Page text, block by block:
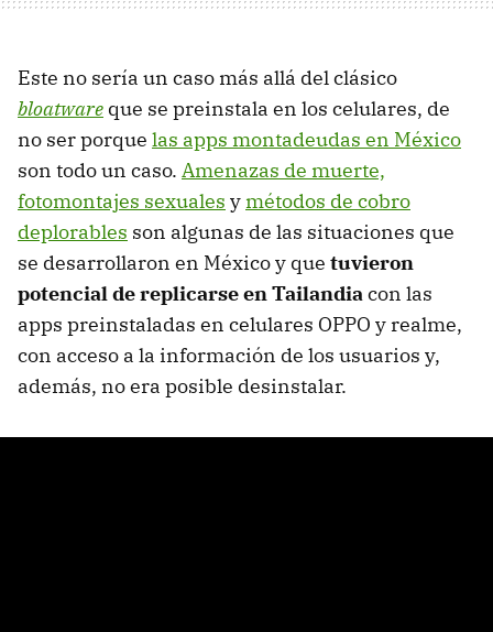
Este no sería un caso más allá del clásico
bloatware que se preinstala en los celulares, de
no ser porque las apps montadeudas en México
son todo un caso. Amenazas de muerte,
fotomontajes sexuales ymétodos de cobro
deplorables son algunas de las situaciones que
se desarrollaron en México y que tuvieron
potencial de replicarse en Tailandiacon las
apps preinstaladas en celulares OPPO y realme,
con acceso a la información de los usuarios y,
además, no era posible desinstalar.